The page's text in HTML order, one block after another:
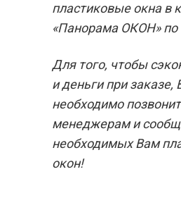
пластиковые окна в
«Панорама ОКОН»
Для того, чтобы
и деньги при заказе,
необходимо
менеджерам и
необходимых Вам
окон!